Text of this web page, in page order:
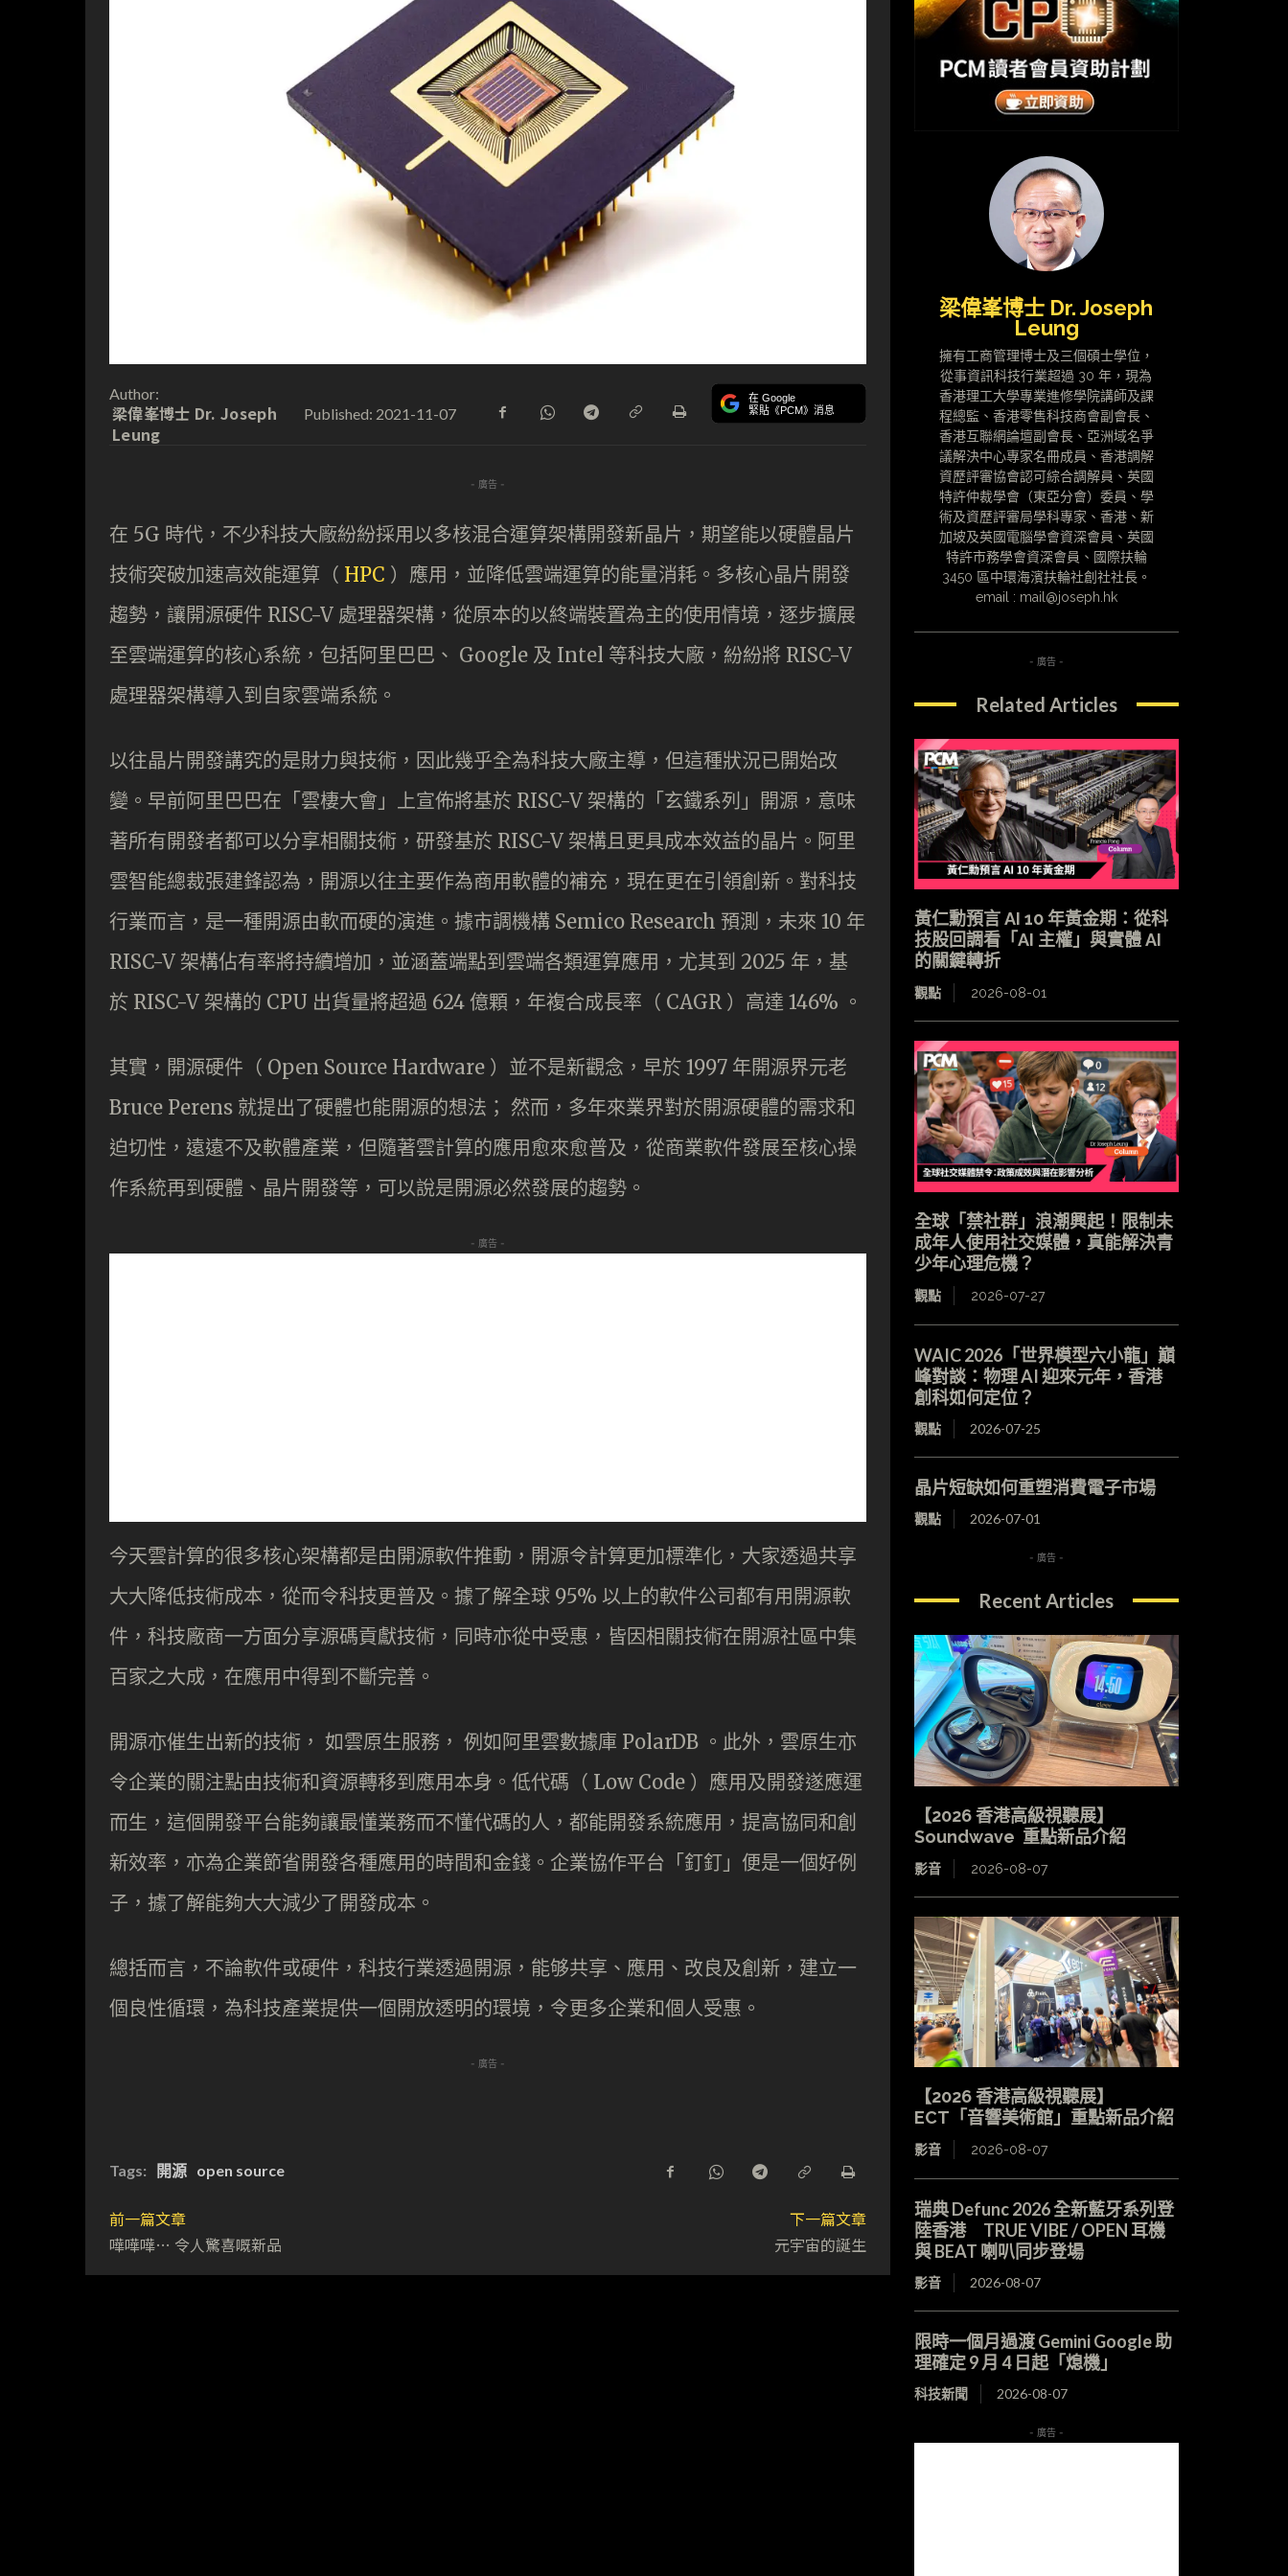
Author:
梁偉峯博士 Dr. Joseph
Leung
Published: 2021-11-07
在 Google
緊貼《PCM》消息
- 廣告 -
在 5G 時代，不少科技大廠紛紛採用以多核混合運算架構開發新晶片，期望能以硬體晶片
技術突破加速高效能運算（ HPC ）應用，並降低雲端運算的能量消耗。多核心晶片開發
趨勢，讓開源硬件 RISC-V 處理器架構，從原本的以終端裝置為主的使用情境，逐步擴展
至雲端運算的核心系統，包括阿里巴巴、 Google 及 Intel 等科技大廠，紛紛將 RISC-V
處理器架構導入到自家雲端系統。
以往晶片開發講究的是財力與技術，因此幾乎全為科技大廠主導，但這種狀況已開始改
變。早前阿里巴巴在「雲棲大會」上宣佈將基於 RISC-V 架構的「玄鐵系列」開源，意味
著所有開發者都可以分享相關技術，研發基於 RISC-V 架構且更具成本效益的晶片。阿里
雲智能總裁張建鋒認為，開源以往主要作為商用軟體的補充，現在更在引領創新。對科技
行業而言，是一種開源由軟而硬的演進。據市調機構 Semico Research 預測，未來 10 年
RISC-V 架構佔有率將持續增加，並涵蓋端點到雲端各類運算應用，尤其到 2025 年，基
於 RISC-V 架構的 CPU 出貨量將超過 624 億顆，年複合成長率（ CAGR ）高達 146% 。
其實，開源硬件（ Open Source Hardware ）並不是新觀念，早於 1997 年開源界元老
Bruce Perens 就提出了硬體也能開源的想法； 然而，多年來業界對於開源硬體的需求和
迫切性，遠遠不及軟體產業，但隨著雲計算的應用愈來愈普及，從商業軟件發展至核心操
作系統再到硬體、晶片開發等，可以說是開源必然發展的趨勢。
- 廣告 -
今天雲計算的很多核心架構都是由開源軟件推動，開源令計算更加標準化，大家透過共享
大大降低技術成本，從而令科技更普及。據了解全球 95% 以上的軟件公司都有用開源軟
件，科技廠商一方面分享源碼貢獻技術，同時亦從中受惠，皆因相關技術在開源社區中集
百家之大成，在應用中得到不斷完善。
開源亦催生出新的技術， 如雲原生服務， 例如阿里雲數據庫 PolarDB 。此外，雲原生亦
令企業的關注點由技術和資源轉移到應用本身。低代碼（ Low Code ）應用及開發遂應運
而生，這個開發平台能夠讓最懂業務而不懂代碼的人，都能開發系統應用，提高協同和創
新效率，亦為企業節省開發各種應用的時間和金錢。企業協作平台「釘釘」便是一個好例
子，據了解能夠大大減少了開發成本。
總括而言，不論軟件或硬件，科技行業透過開源，能够共享、應用、改良及創新，建立一
個良性循環，為科技產業提供一個開放透明的環境，令更多企業和個人受惠。
- 廣告 -
Tags: 開源 open source
前一篇文章
嘩嘩嘩… 令人驚喜嘅新品
下一篇文章
元宇宙的誕生
梁偉峯博士 Dr. Joseph
Leung
擁有工商管理博士及三個碩士學位，
從事資訊科技行業超過 30 年，現為
香港理工大學專業進修學院講師及課
程總監、香港零售科技商會副會長、
香港互聯網論壇副會長、亞洲域名爭
議解決中心專家名冊成員、香港調解
資歷評審協會認可綜合調解員、英國
特許仲裁學會（東亞分會）委員、學
術及資歷評審局學科專家、香港、新
加坡及英國電腦學會資深會員、英國
特許市務學會資深會員、國際扶輪
3450 區中環海濱扶輪社創社社長。
email : mail@joseph.hk
- 廣告 -
Related Articles
黃仁勳預言 AI 10 年黃金期：從科
技股回調看「AI 主權」與實體 AI
的關鍵轉折
觀點 2026-08-01
全球「禁社群」浪潮興起！限制未
成年人使用社交媒體，真能解決青
少年心理危機？
觀點 2026-07-27
WAIC 2026「世界模型六小龍」巔
峰對談：物理 AI 迎來元年，香港
創科如何定位？
觀點 2026-07-25
晶片短缺如何重塑消費電子市場
觀點 2026-07-01
- 廣告 -
Recent Articles
【2026 香港高級視聽展】
Soundwave 重點新品介紹
影音 2026-08-07
【2026 香港高級視聽展】
ECT「音響美術館」重點新品介紹
影音 2026-08-07
瑞典 Defunc 2026 全新藍牙系列登
陸香港 TRUE VIBE / OPEN 耳機
與 BEAT 喇叭同步登場
影音 2026-08-07
限時一個月過渡 Gemini Google 助
理確定 9 月 4 日起「熄機」
科技新聞 2026-08-07
- 廣告 -